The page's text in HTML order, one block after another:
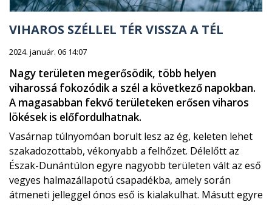
VIHAROS SZÉLLEL TÉR VISSZA A TÉL
2024. január. 06 14:07
Nagy területen megerősödik, több helyen
viharossá fokozódik a szél a következő napokban.
A magasabban fekvő területeken erősen viharos
lökések is előfordulhatnak.
Vasárnap túlnyomóan borult lesz az ég, keleten lehet
szakadozottabb, vékonyabb a felhőzet. Délelőtt az
Észak-Dunántúlon egyre nagyobb területen vált az eső
vegyes halmazállapotú csapadékba, amely során
átmeneti jelleggel ónos eső is kialakulhat. Másutt egyre